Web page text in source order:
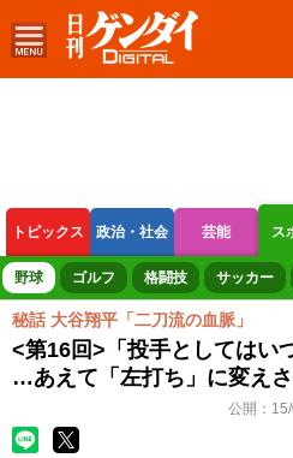
トピックス 政治・社会 芸能 ス
ボートレース 競輪 オートレース
野球 ゴルフ 格闘技 サッカー
秘話 大谷翔平「二刀流の血脈」
<第16回>「投手としてはい
…あえて「左打ち」に変え
公開：